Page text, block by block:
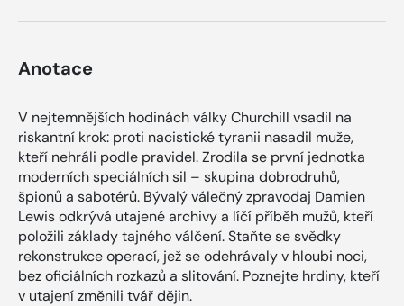
Anotace
V nejtemnějších hodinách války Churchill vsadil na
riskantní krok: proti nacistické tyranii nasadil muže,
kteří nehráli podle pravidel. Zrodila se první jednotka
moderních speciálních sil – skupina dobrodruhů,
špionů a sabotérů. Bývalý válečný zpravodaj Damien
Lewis odkrývá utajené archivy a líčí příběh mužů, kteří
položili základy tajného válčení. Staňte se svědky
rekonstrukce operací, jež se odehrávaly v hloubi noci,
bez oficiálních rozkazů a slitování. Poznejte hrdiny, kteří
v utajení změnili tvář dějin.